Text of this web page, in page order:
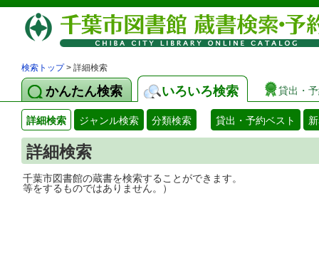
検索トップ> 詳細検索
かんたん検索 いろいろ検索 貸出・
詳細検索 ジャンル検索 分類検索 貸出・予約ベスト
詳細検索
千葉市図書館の蔵書を検索することがで
等をするものではありません。）